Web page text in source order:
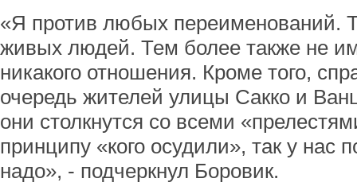
«Я против любых переименований.
живых людей. Тем более также не
никакого отношения. Кроме того,
очередь жителей улицы Сакко и
они столкнутся со всеми
принципу «кого осудили», так у нас
надо», - подчеркнул Боровик.